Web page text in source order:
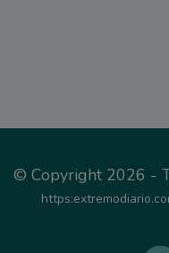
© Copyright 2026 -